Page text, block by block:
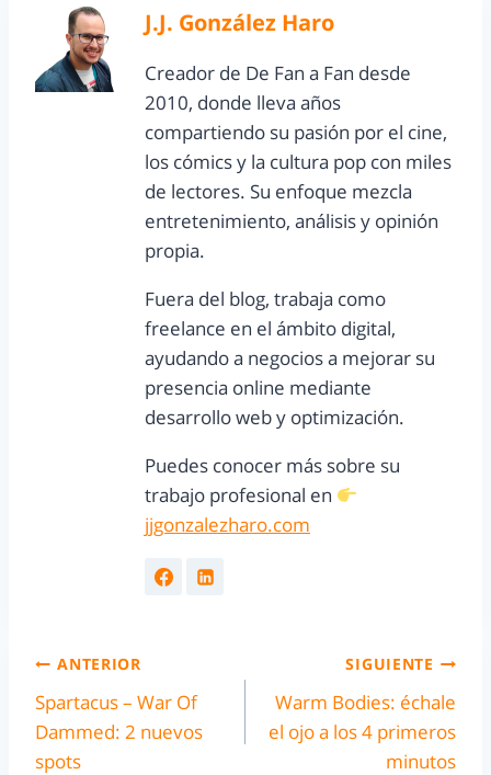
J.J. González Haro
Creador de De Fan a Fan desde
2010, donde lleva años
compartiendo su pasión por el cine,
los cómics y la cultura pop con miles
de lectores. Su enfoque mezcla
entretenimiento, análisis y opinión
propia.
Fuera del blog, trabaja como
freelance en el ámbito digital,
ayudando a negocios a mejorar su
presencia online mediante
desarrollo web y optimización.
Puedes conocer más sobre su
trabajo profesional en
jjgonzalezharo.com
ANTERIOR
Spartacus – War Of
Dammed: 2 nuevos
spots
SIGUIENTE
Warm Bodies: échale
el ojo a los 4 primeros
minutos